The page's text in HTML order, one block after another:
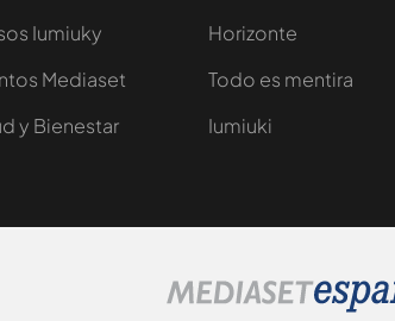
Iumiuky
Mediaset
y Bienestar
Horizonte
Todo es mentira
Iumiuki